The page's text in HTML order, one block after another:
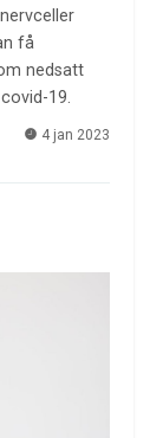
få
nedsatt
19.
4 jan 2023